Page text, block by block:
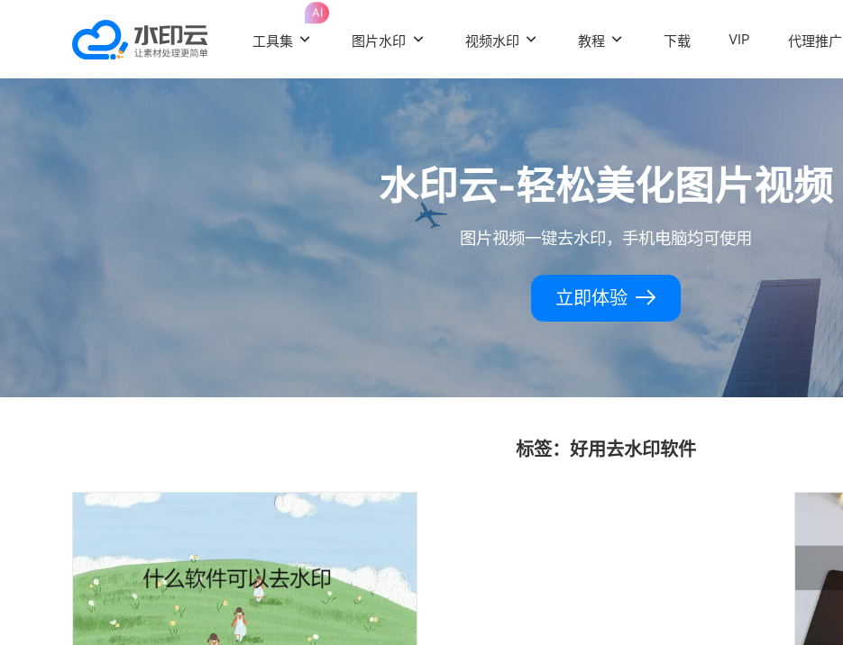
工具集
AI
图片水印 视频水印 教程 下载 VIP 代理推广
水印云-轻松美化图片视频
图片视频一键去水印，手机电脑均可使用
立即体验
标签：好用去水印软件